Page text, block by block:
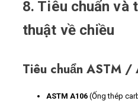
8. Tiêu chuẩn và
thuật về chiều
Tiêu chuẩn ASTM /
ASTM A106 (Ống thép